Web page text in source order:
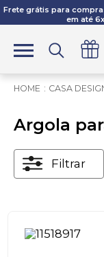
Frete grátis para
em até
CASA
Argola
Filtrar